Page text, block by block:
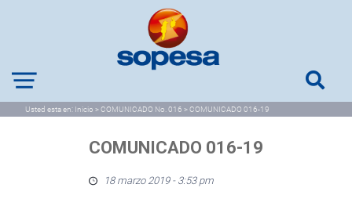
Usted esta en: Inicio > COMUNICADO No. 016 > COMUNICADO 016-19
COMUNICADO 016-19
18 marzo 2019 - 3:53 pm